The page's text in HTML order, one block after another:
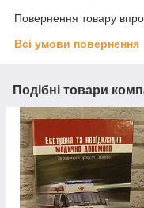
Повернення товару
Всі умови повернення
Подібні товари